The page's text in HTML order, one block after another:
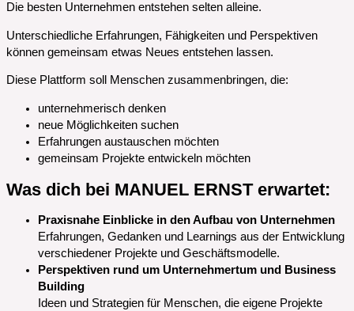
Die besten Unternehmen entstehen selten alleine.
Unterschiedliche Erfahrungen, Fähigkeiten und Perspektiven
können gemeinsam etwas Neues entstehen lassen.
Diese Plattform soll Menschen zusammenbringen, die:
unternehmerisch denken
neue Möglichkeiten suchen
Erfahrungen austauschen möchten
gemeinsam Projekte entwickeln möchten
Was dich bei MANUEL ERNST erwartet:
Praxisnahe Einblicke in den Aufbau von Unternehmen
Erfahrungen, Gedanken und Learnings aus der Entwicklung
verschiedener Projekte und Geschäftsmodelle.
Perspektiven rund um Unternehmertum und Business
Building
Ideen und Strategien für Menschen, die eigene Projekte